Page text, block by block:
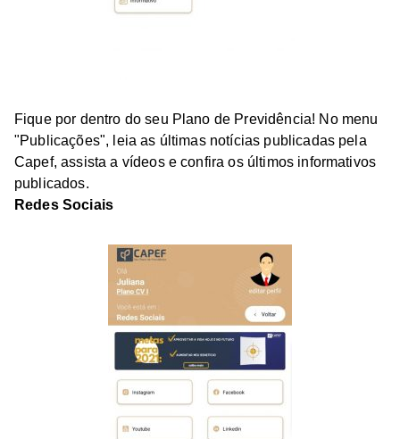
Fique por dentro do seu Plano de Previdência! No menu
"Publicações", leia as últimas notícias publicadas pela
Capef, assista a vídeos e confira os últimos informativos
publicados.
Redes Sociais